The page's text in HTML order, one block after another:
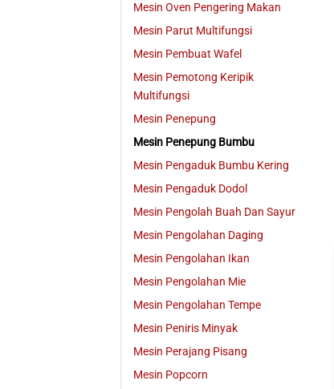
Mesin Oven Pengering Makan
Mesin Parut Multifungsi
Mesin Pembuat Wafel
Mesin Pemotong Keripik
Multifungsi
Mesin Penepung
Mesin Penepung Bumbu
Mesin Pengaduk Bumbu Kering
Mesin Pengaduk Dodol
Mesin Pengolah Buah Dan Sayur
Mesin Pengolahan Daging
Mesin Pengolahan Ikan
Mesin Pengolahan Mie
Mesin Pengolahan Tempe
Mesin Peniris Minyak
Mesin Perajang Pisang
Mesin Popcorn